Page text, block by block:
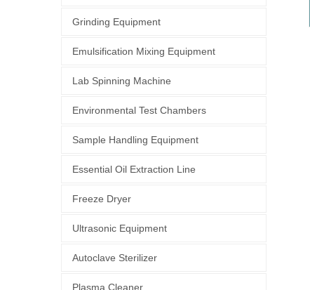
Grinding Equipment
Emulsification Mixing Equipment
Lab Spinning Machine
Environmental Test Chambers
Sample Handling Equipment
Essential Oil Extraction Line
Freeze Dryer
Ultrasonic Equipment
Autoclave Sterilizer
Plasma Cleaner